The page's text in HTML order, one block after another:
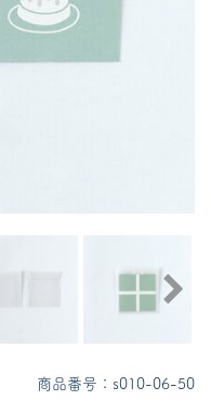
商品番号：s010-06-50